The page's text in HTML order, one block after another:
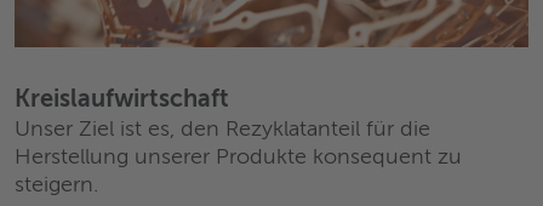
Kreislaufwirtschaft
Unser Ziel ist es, den Rezyklatanteil für die
Herstellung unserer Produkte konsequent zu
steigern.